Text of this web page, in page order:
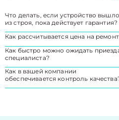
Что делать, если устройство вышло
из строя, пока действует гарантия?
Как рассчитывается цена на
Как быстро можно ожидать
специалиста?
Как в вашей компании
обеспечивается контроль